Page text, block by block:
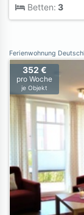
Betten: 3
Ferienwohnung
352 €
pro Woche
je Objekt